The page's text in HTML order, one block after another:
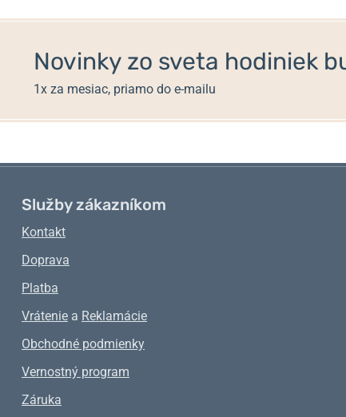
Novinky zo sveta hodiniek
1x za mesiac, priamo do e-mailu
Služby zákazníkom
Kontakt
Doprava
Platba
Vrátenie a Reklamácie
Obchodné podmienky
Vernostný program
Záruka